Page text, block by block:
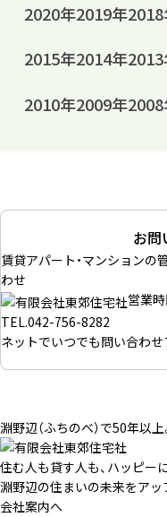
2020年2019年
2015年2014年
2010年2009年
お問
賃貸アパート・マンションの
わせ
営業
TEL.042-756-8282
ネットでいつでも問い合わ
淵野辺（ふちのべ）で50年以
住む人も貸す人も、ハッピー
淵野辺の住まいの未来をアッ
会社案内へ